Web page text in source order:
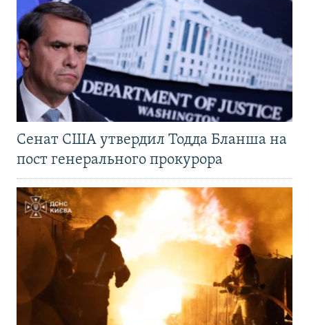
Сенат США утвердил Тодда Бланша на
пост генерального прокурора